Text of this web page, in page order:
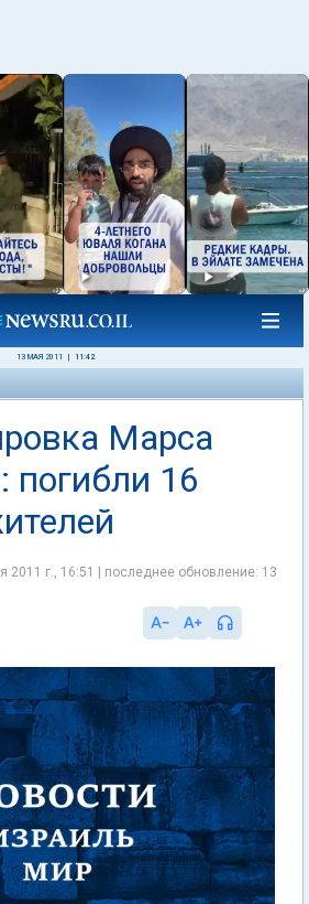
13 МАЯ 2011 11:42
Марса
погибли 16
2011 г., 16:51 | последнее обновление: 13